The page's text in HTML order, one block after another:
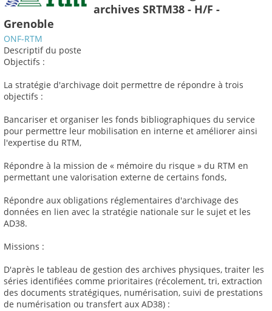
archives SRTM38 - H/F -
Grenoble
ONF-RTM
Descriptif du poste
Objectifs :
La stratégie d'archivage doit permettre de répondre à trois
objectifs :
Bancariser et organiser les fonds bibliographiques du service
pour permettre leur mobilisation en interne et améliorer ainsi
l'expertise du RTM,
Répondre à la mission de « mémoire du risque » du RTM en
permettant une valorisation externe de certains fonds,
Répondre aux obligations réglementaires d'archivage des
données en lien avec la stratégie nationale sur le sujet et les
AD38.
Missions :
D'après le tableau de gestion des archives physiques, traiter les
séries identifiées comme prioritaires (récolement, tri, extraction
des documents stratégiques, numérisation, suivi de prestations
de numérisation ou transfert aux AD38) :